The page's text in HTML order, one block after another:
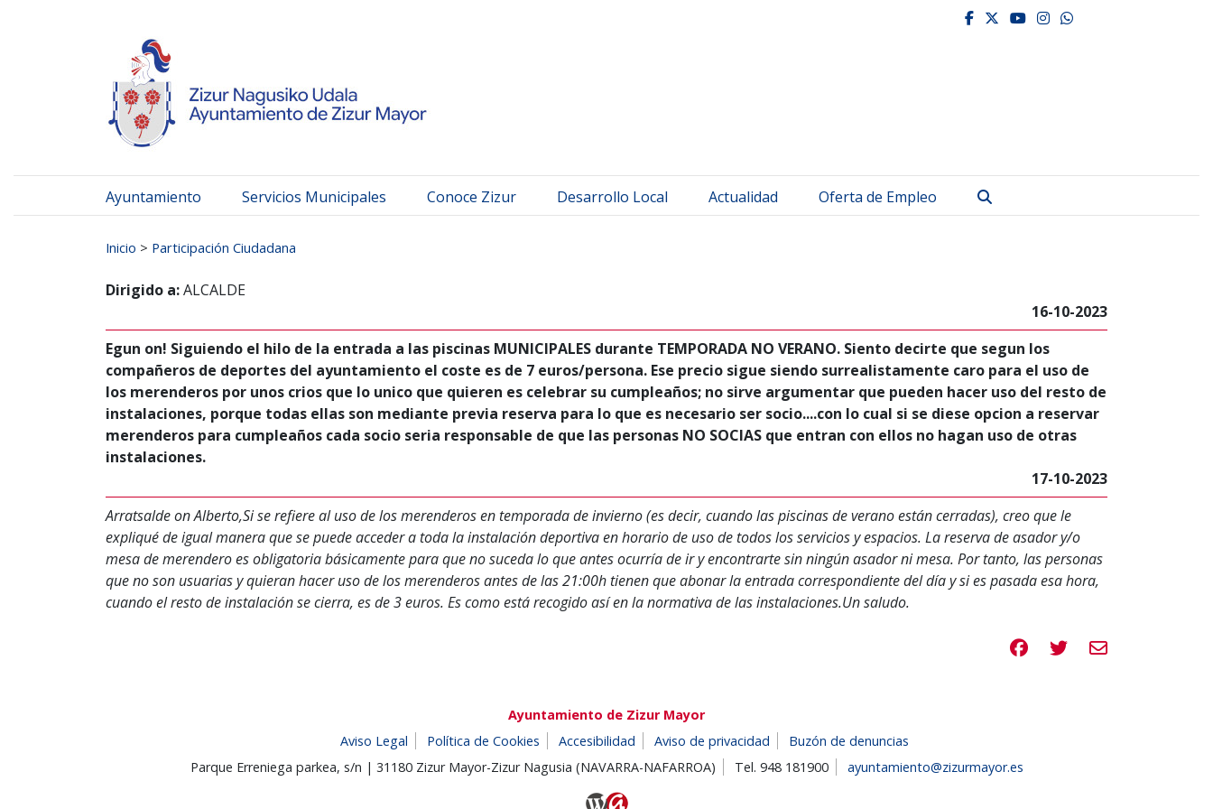
facebook
twitter
youtube
instagram
whatsapp
Ayuntamiento Servicios Municipales Conoce Zizur Desarrollo Local Actualidad Oferta de Empleo
Inicio > Participación Ciudadana
Dirigido a:ALCALDE
16-10-2023
Egun on! Siguiendo el hilo de la entrada a las piscinas MUNICIPALES durante TEMPORADA NO VERANO. Siento decirte que segun los
compañeros de deportes del ayuntamiento el coste es de 7 euros/persona. Ese precio sigue siendo surrealistamente caro para el uso de
los merenderos por unos crios que lo unico que quieren es celebrar su cumpleaños; no sirve argumentar que pueden hacer uso del resto de
instalaciones, porque todas ellas son mediante previa reserva para lo que es necesario ser socio....con lo cual si se diese opcion a reservar
merenderos para cumpleaños cada socio seria responsable de que las personas NO SOCIAS que entran con ellos no hagan uso de otras
instalaciones.
17-10-2023
Arratsalde on Alberto,Si se refiere al uso de los merenderos en temporada de invierno (es decir, cuando las piscinas de verano están cerradas), creo que le
expliqué de igual manera que se puede acceder a toda la instalación deportiva en horario de uso de todos los servicios y espacios. La reserva de asador y/o
mesa de merendero es obligatoria básicamente para que no suceda lo que antes ocurría de ir y encontrarte sin ningún asador ni mesa. Por tanto, las personas
que no son usuarias y quieran hacer uso de los merenderos antes de las 21:00h tienen que abonar la entrada correspondiente del día y si es pasada esa hora,
cuando el resto de instalación se cierra, es de 3 euros. Es como está recogido así en la normativa de las instalaciones.Un saludo.
Compartir en Facebook
Compartir en
Compartir por
Ayuntamiento de Zizur Mayor
Aviso Legal
Política de Cookies Accesibilidad Aviso de privacidad
Buzón de denuncias
Parque Erreniega parkea, s/n | 31180 Zizur Mayor-Zizur Nagusia (NAVARRA-NAFARROA)
Tel. 948 181900 ayuntamiento@zizurmayor.es